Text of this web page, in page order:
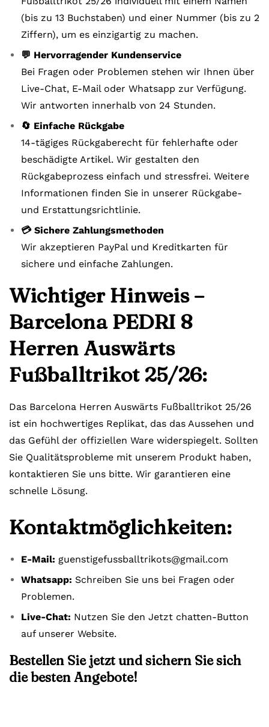
(bis zu 13 Buchstaben) und einer Nummer (bis zu 2
Ziffern), um es einzigartig zu machen.
💬 Hervorragender Kundenservice
Bei Fragen oder Problemen stehen wir Ihnen über
Live-Chat, E-Mail oder Whatsapp zur Verfügung.
Wir antworten innerhalb von 24 Stunden.
🔄 Einfache Rückgabe
14-tägiges Rückgaberecht für fehlerhafte oder
beschädigte Artikel. Wir gestalten den
Rückgabeprozess einfach und stressfrei. Weitere
Informationen finden Sie in unserer Rückgabe-
und Erstattungsrichtlinie.
💳 Sichere Zahlungsmethoden
Wir akzeptieren PayPal und Kreditkarten für
sichere und einfache Zahlungen.
Wichtiger Hinweis –
Barcelona PEDRI 8
Herren Auswärts
Fußballtrikot 25/26:
Das Barcelona Herren Auswärts Fußballtrikot 25/26
ist ein hochwertiges Replikat, das das Aussehen und
das Gefühl der offiziellen Ware widerspiegelt. Sollten
Sie Qualitätsprobleme mit unserem Produkt haben,
kontaktieren Sie uns bitte. Wir garantieren eine
schnelle Lösung.
Kontaktmöglichkeiten:
E-Mail: guenstigefussballtrikots@gmail.com
Whatsapp: Schreiben Sie uns bei Fragen oder
Problemen.
Live-Chat: Nutzen Sie den Jetzt chatten-Button
auf unserer Website.
Bestellen Sie jetzt und sichern Sie sich
die besten Angebote!